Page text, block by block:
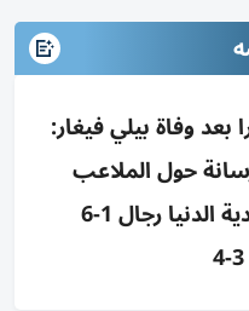
بعد وفاة بيلي فيغار:
حول الملاعب
وإزالتها أو تغطيتها بالأندية الدنيا رجال 1-6